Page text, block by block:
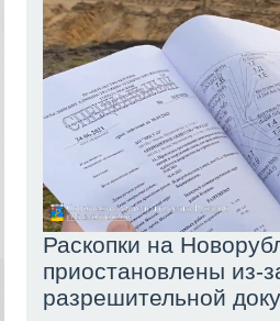
Раскопки на
приостановлены из-
разрешительной